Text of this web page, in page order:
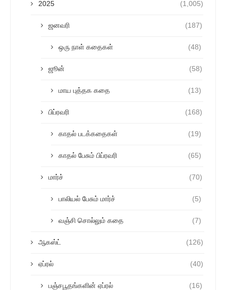
2025 (1,005)
ஜனவரி (187)
ஒரு நாள் கதைகள் (48)
ஜூன் (58)
மாய புத்தக கதை (13)
பிப்ரவரி (168)
காதல் படக்கதைகள் (19)
காதல் பேசும் பிப்ரவரி (65)
மார்ச் (70)
பாலியல் பேசும் மார்ச் (5)
வஞ்சி சொல்லும் கதை (7)
ஆகஸ்ட் (126)
ஏப்ரல் (40)
பஞ்சபூதங்களின் ஏப்ரல் (16)